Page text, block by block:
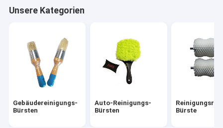
Edelstahl-Drahtbürsten
Lange Rohr-Reinigungs-Bürste
Unsere Kategorien
Gebäudereinigungs-
Bürsten
Auto-Reinigungs-
Bürsten
Bürste